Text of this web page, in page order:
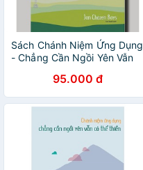
Sách Chánh Niệm Ứng Dụng
- Chẳng Cần Ngồi Yên Vẫn
95.000 đ